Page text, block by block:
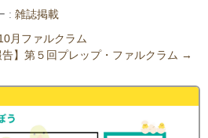
: 雑誌掲載
月ファルクラム
告】第５回プレップ・ファルクラム →